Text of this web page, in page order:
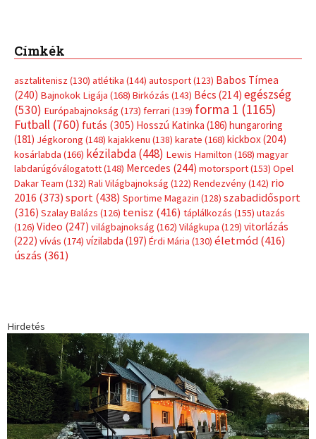
Címkék
asztalitenisz (130) atlétika (144) autosport(123) Babos Tímea
(240) Bajnokok Ligája (168) Birkózás (143) Bécs (214) egészség
(530) Európabajnokság (173) ferrari (139) forma 1 (1165)
Futball (760) futás (305) Hosszú Katinka (186) hungaroring
(181) Jégkorong (148) kajakkenu (138) karate (168) kickbox(204)
kosárlabda (166) kézilabda(448) Lewis Hamilton (168) magyar
labdarúgóválogatott(148) Mercedes (244) motorsport(153) Opel
Dakar Team (132) Rali Világbajnokság (122) Rendezvény(142) rio
2016 (373) sport(438) Sportime Magazin (128) szabadidősport
(316) Szalay Balázs (126) tenisz (416) táplálkozás (155) utazás
(126) Video (247) világbajnokság (162) Világkupa (129) vitorlázás
(222) vívás (174) vízilabda (197) Érdi Mária (130) életmód(416)
úszás (361)
Hirdetés